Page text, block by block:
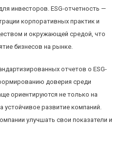
инвесторов. ESG-отчетность —
корпоративных практик и
и окружающей средой, что
бизнесов на рынке.
отчетов о ESG-
доверия среди
ориентируются не только на
устойчивое развитие компаний.
улучшать свои показатели и